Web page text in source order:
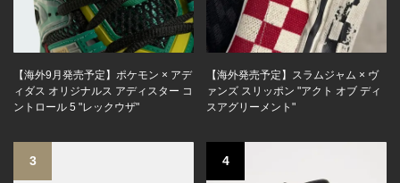
【海外9月発売予定】ポケモン × アデ
ィダス オリジナルス アディスター コ
ントロール 5 "レックウザ"
【海外発売予定】スラムジャム × ヴ
ァンズ スリッポン "アクト オブ ディ
スアグリーメント"
3 4